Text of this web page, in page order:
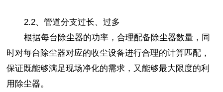
2.2、管道分支过长、过多
根据每台除尘器的功率，合理配备除尘器数量，同
时对每台除尘器对应的收尘设备进行合理的计算匹配，
保证既能够满足现场净化的需求，又能够最大限度的利
用除尘器。